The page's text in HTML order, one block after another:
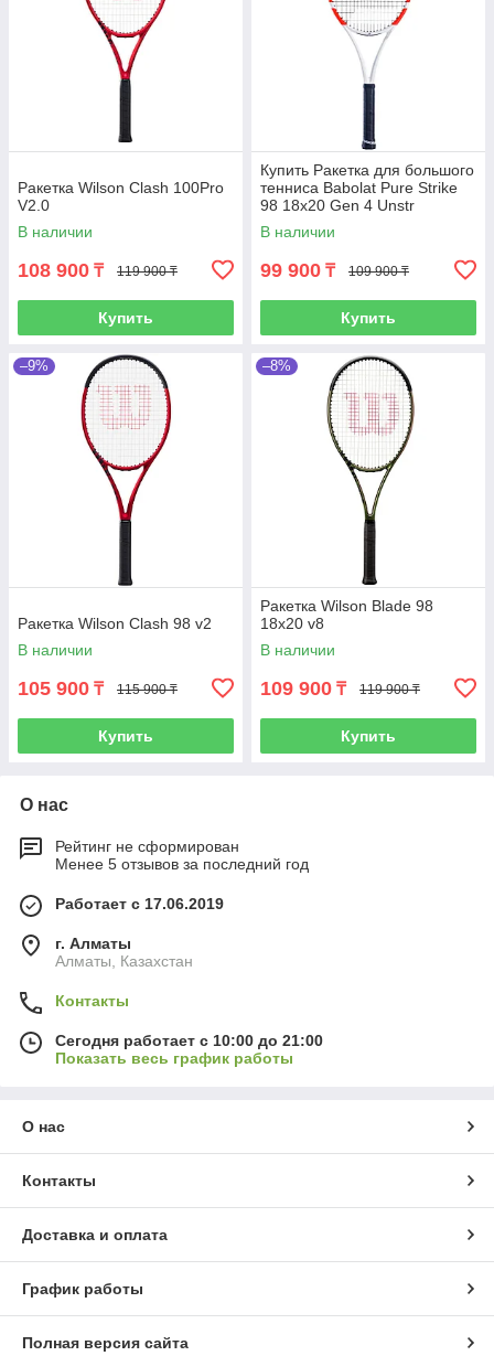
Ракетка Wilson Clash 100Pro
V2.0
В наличии
108 900 ₸ 119 900 ₸
Купить
Купить Ракетка для большого
тенниса Babolat Pure Strike
98 18x20 Gen 4 Unstr
В наличии
99 900 ₸ 109 900 ₸
Купить
–9%
Ракетка Wilson Clash 98 v2
В наличии
105 900 ₸ 115 900 ₸
Купить
–8%
Ракетка Wilson Blade 98
18x20 v8
В наличии
109 900 ₸ 119 900 ₸
Купить
О нас
Рейтинг не сформирован
Менее 5 отзывов за последний год
Работает с 17.06.2019
г. Алматы
Алматы, Казахстан
Контакты
Сегодня работает с 10:00 до 21:00
Показать весь график работы
О нас
Контакты
Доставка и оплата
График работы
Полная версия сайта